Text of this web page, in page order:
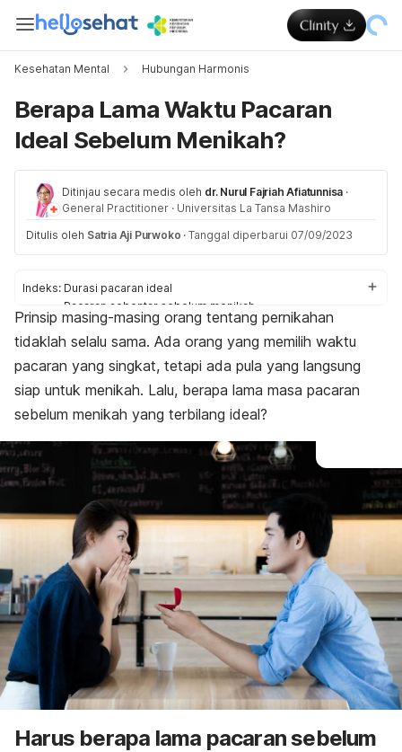
Kesehatan Mental Hubungan Harmonis
Berapa Lama Waktu Pacaran
Ideal Sebelum Menikah?
Ditinjau secara medis oleh dr. Nurul Fajriah Afiatunnisa ·
General Practitioner · Universitas La Tansa Mashiro
Ditulis oleh Satria Aji Purwoko · Tanggal diperbarui 07/09/2023
Indeks: Durasi pacaran ideal
Pacaran sebentar sebelum menikah
Pernikahan dan kesiapan diri
Prinsip masing-masing orang tentang pernikahan
tidaklah selalu sama. Ada orang yang memilih waktu
pacaran yang singkat, tetapi ada pula yang langsung
siap untuk menikah. Lalu, berapa lama masa pacaran
sebelum menikah yang terbilang ideal?
Harus berapa lama pacaran sebelum